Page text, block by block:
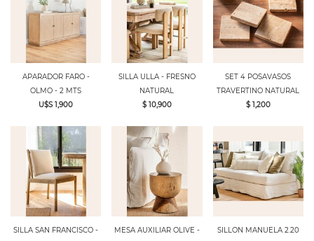
APARADOR FARO -
OLMO - 2 MTS
U$S 1,900
SILLA ULLA - FRESNO
NATURAL
$ 10,900
SET 4 POSAVASOS
TRAVERTINO NATURAL
$ 1,200
SILLA SAN FRANCISCO -
MESA AUXILIAR OLIVE -
SILLON MANUELA 2.20